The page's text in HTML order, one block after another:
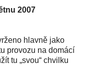
2007
hlavně jako
provozu na domácí
tu „svou“ chvilku